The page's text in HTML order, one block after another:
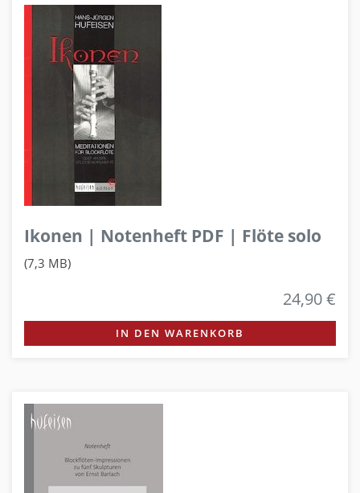
Ikonen | Notenheft PDF | Flöte solo
(7,3 MB)
24,90 €
IN DEN WARENKORB